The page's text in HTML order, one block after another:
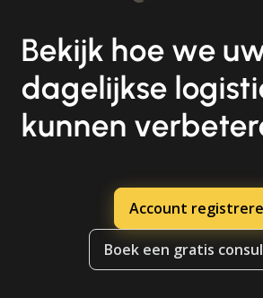
Bekijk hoe we
dagelijkse
kunnen
Account
Boek een gratis